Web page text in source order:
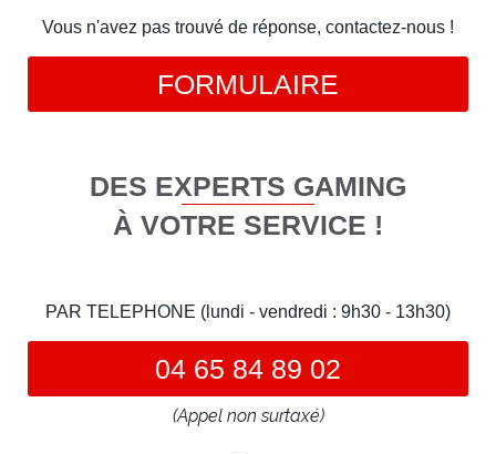
Vous n'avez pas trouvé de réponse, contactez-nous !
FORMULAIRE
DES EXPERTS GAMING
À VOTRE SERVICE !
PAR TELEPHONE (lundi - vendredi : 9h30 - 13h30)
04 65 84 89 02
(Appel non surtaxé)